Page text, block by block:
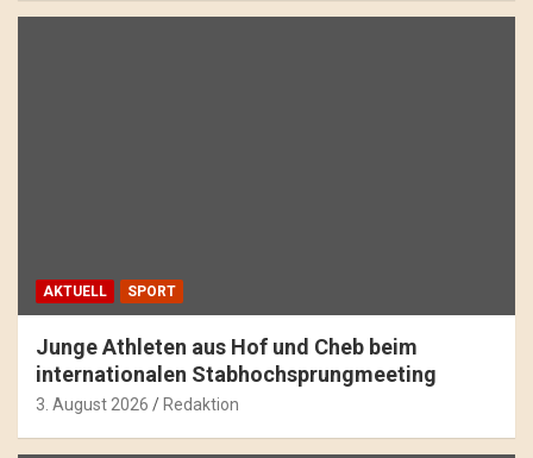
AKTUELL SPORT
Junge Athleten aus Hof und Cheb beim
internationalen Stabhochsprungmeeting
3. August 2026 Redaktion